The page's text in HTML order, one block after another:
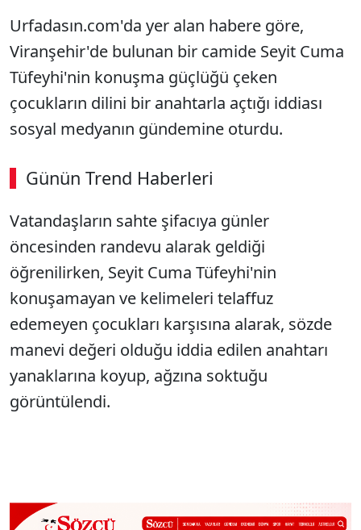
Urfadasın.com'da yer alan habere göre,
Viranşehir'de bulunan bir camide Seyit Cuma
Tüfeyhi'nin konuşma güçlüğü çeken
çocukların dilini bir anahtarla açtığı iddiası
sosyal medyanın gündemine oturdu.
Günün Trend Haberleri
Vatandaşların sahte şifacıya günler
öncesinden randevu alarak geldiği
öğrenilirken, Seyit Cuma Tüfeyhi'nin
konuşamayan ve kelimeleri telaffuz
edemeyen çocukları karşısına alarak, sözde
manevi değeri olduğu iddia edilen anahtarı
yanaklarına koyup, ağzına soktuğu
görüntülendi.